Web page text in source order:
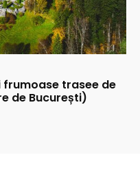
frumoase trasee de
de București)